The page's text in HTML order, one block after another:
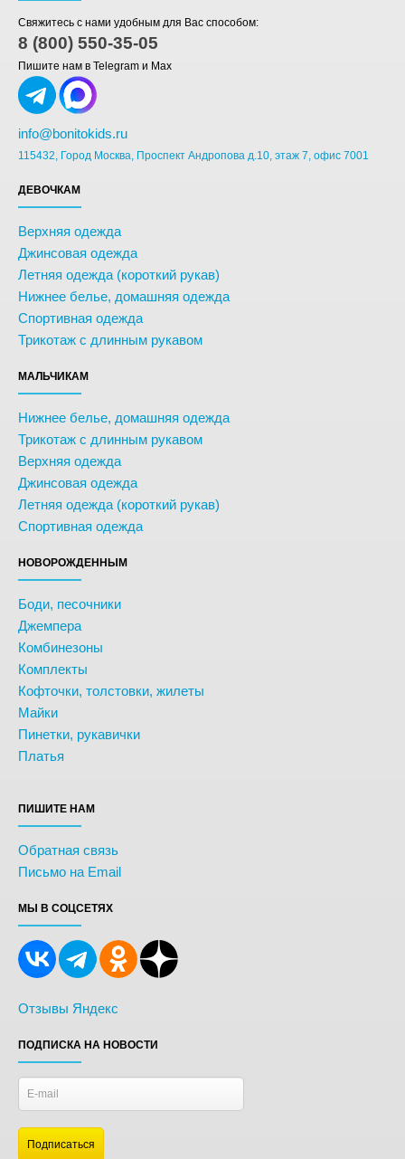
Свяжитесь с нами удобным для Вас способом:
8 (800) 550-35-05
Пишите нам в Telegram и Max
info@bonitokids.ru
115432, Город Москва, Проспект Андропова д.10, этаж 7, офис 7001
ДЕВОЧКАМ
Верхняя одежда
Джинсовая одежда
Летняя одежда (короткий рукав)
Нижнее белье, домашняя одежда
Спортивная одежда
Трикотаж с длинным рукавом
МАЛЬЧИКАМ
Нижнее белье, домашняя одежда
Трикотаж с длинным рукавом
Верхняя одежда
Джинсовая одежда
Летняя одежда (короткий рукав)
Спортивная одежда
НОВОРОЖДЕННЫМ
Боди, песочники
Джемпера
Комбинезоны
Комплекты
Кофточки, толстовки, жилеты
Майки
Пинетки, рукавички
Платья
ПИШИТЕ НАМ
Обратная связь
Письмо на Email
МЫ В СОЦСЕТЯХ
Отзывы Яндекс
ПОДПИСКА НА НОВОСТИ